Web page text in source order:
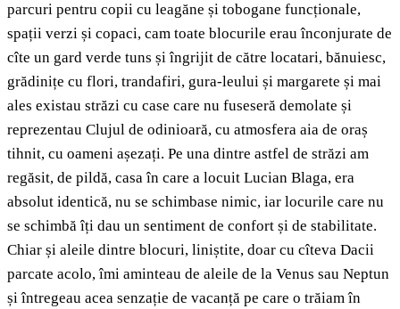
parcuri pentru copii cu leagăne și tobogane funcționale,
spații verzi și copaci, cam toate blocurile erau înconjurate de
cîte un gard verde tuns și îngrijit de către locatari, bănuiesc,
grădinițe cu flori, trandafiri, gura-leului și margarete și mai
ales existau străzi cu case care nu fuseseră demolate și
reprezentau Clujul de odinioară, cu atmosfera aia de oraș
tihnit, cu oameni așezați. Pe una dintre astfel de străzi am
regăsit, de pildă, casa în care a locuit Lucian Blaga, era
absolut identică, nu se schimbase nimic, iar locurile care nu
se schimbă îți dau un sentiment de confort și de stabilitate.
Chiar și aleile dintre blocuri, liniștite, doar cu cîteva Dacii
parcate acolo, îmi aminteau de aleile de la Venus sau Neptun
și întregeau acea senzație de vacanță pe care o trăiam în